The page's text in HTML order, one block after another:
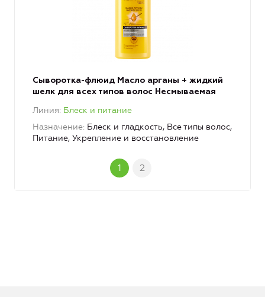
Сыворотка-флюид Масло арганы + жидкий
шелк для всех типов волос Несмываемая
Линия Блеск и питание
Назначение Блеск и гладкость, Все типы волос,
Питание, Укрепление и восстановление
1 2